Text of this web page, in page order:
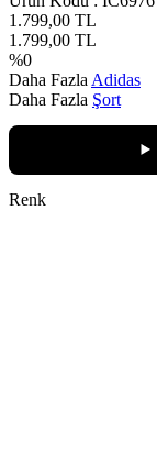
1.799,00 TL
1.799,00 TL
%0
Daha Fazla Adidas
Daha Fazla Şort
Renk